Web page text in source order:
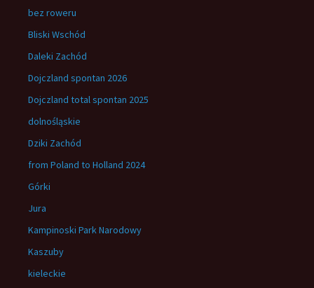
bez roweru
Bliski Wschód
Daleki Zachód
Dojczland spontan 2026
Dojczland total spontan 2025
dolnośląskie
Dziki Zachód
from Poland to Holland 2024
Górki
Jura
Kampinoski Park Narodowy
Kaszuby
kieleckie